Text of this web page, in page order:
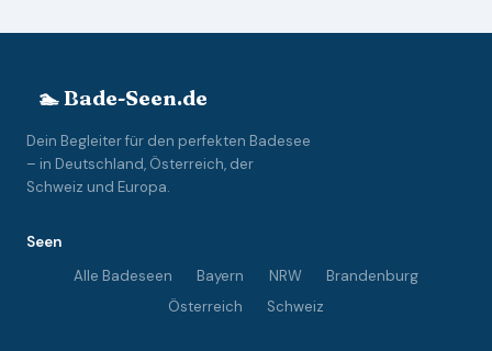
🏊 Bade-Seen.de
Dein Begleiter für den perfekten Badesee
– in Deutschland, Österreich, der
Schweiz und Europa.
Seen
Alle Badeseen
Bayern NRW
Brandenburg
Österreich
Schweiz